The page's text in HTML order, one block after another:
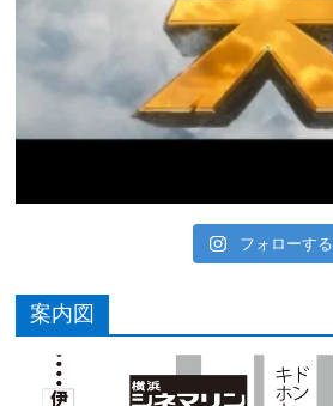
フォローする
案内図